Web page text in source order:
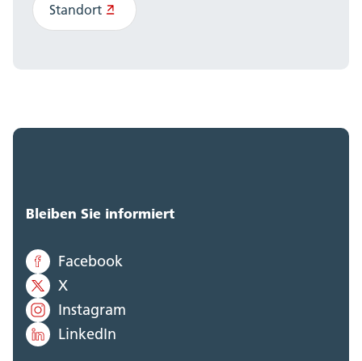
Standort
Bleiben Sie informiert
Facebook
X
Instagram
LinkedIn